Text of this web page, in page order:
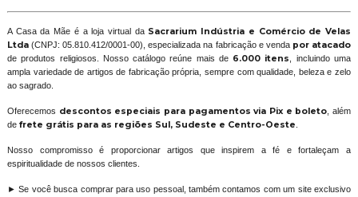
A Casa da Mãe é a loja virtual daSacrarium Indústria e Comércio de Velas
Ltda(CNPJ: 05.810.412/0001-00), especializada na fabricação e venda por atacado
de produtos religiosos. Nosso catálogo reúne mais de 6.000 itens
, incluindo uma
ampla variedade de artigos de fabricação própria, sempre com qualidade, beleza e zelo
ao sagrado.
Oferecemos descontos especiais para pagamentos via Pix e boleto , além
de frete grátis para as regiões Sul, Sudeste e Centro-Oeste
Nosso compromisso é proporcionar artigos que inspirem a fé e fortaleçam a
espiritualidade de nossos clientes.
► Se você busca comprar para uso pessoal, também contamos com um site exclusivo